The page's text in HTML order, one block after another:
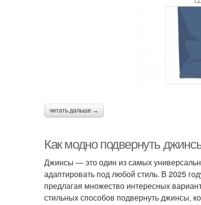
читать дальше →
Как модно подвернуть
Джинсы — это один из самых
адаптировать под любой стиль. В 2025
предлагая множество интересных
стильных способов подвернуть джинсы,